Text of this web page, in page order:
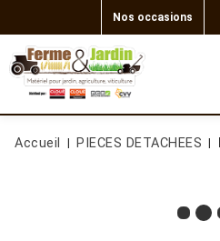
Nos occasions
Accueil PIECES DETACHEES